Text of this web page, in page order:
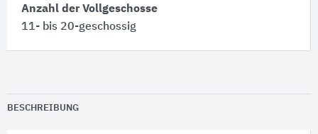
Anzahl der Vollgeschosse
11- bis 20-geschossig
BESCHREIBUNG